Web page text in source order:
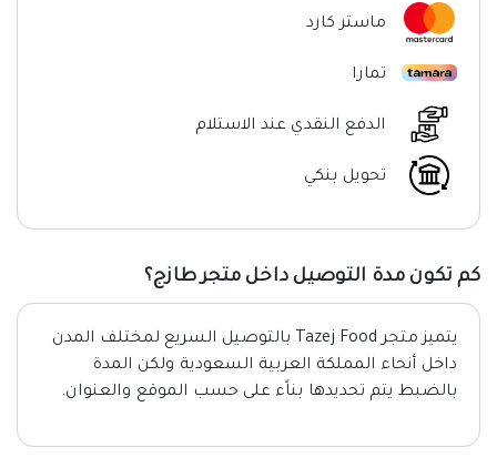
ماستر كارد
تمارا
الدفع النقدي عند الاستلام
تحويل بنكي
كم تكون مدة التوصيل داخل متجر طازج؟
يتميز متجر Tazej Food بالتوصيل السريع لمختلف المدن
داخل أنحاء المملكة العربية السعودية ولكن المدة
بالضبط يتم تحديدها بناًء على حسب الموقع والعنوان.